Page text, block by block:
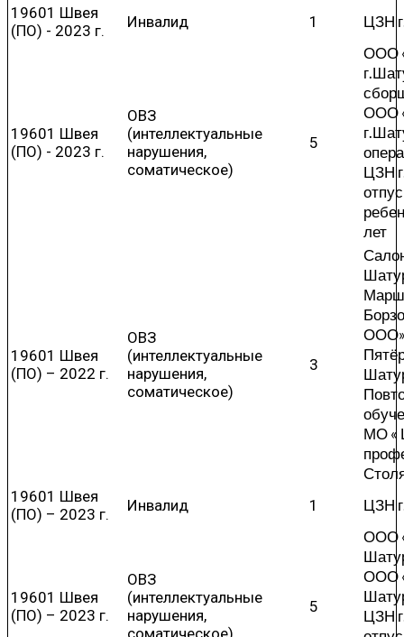
19601 Швея
(ПО) - 2023 г.
Инвалид 1 ЦЗН
19601 Швея
(ПО) - 2023 г.
ОВЗ
(интеллектуальные
нарушения,
соматическое)
5
ООО
ООО
ЦЗН
лет
19601 Швея
(ПО) – 2022 г.
ОВЗ
(интеллектуальные
нарушения,
соматическое)
3
ООО»
МО «
19601 Швея
(ПО) – 2023 г.
Инвалид 1 ЦЗН
19601 Швея
(ПО) – 2023 г.
ОВЗ
(интеллектуальные
нарушения,
соматическое)
5
ООО
ООО
ЦЗН